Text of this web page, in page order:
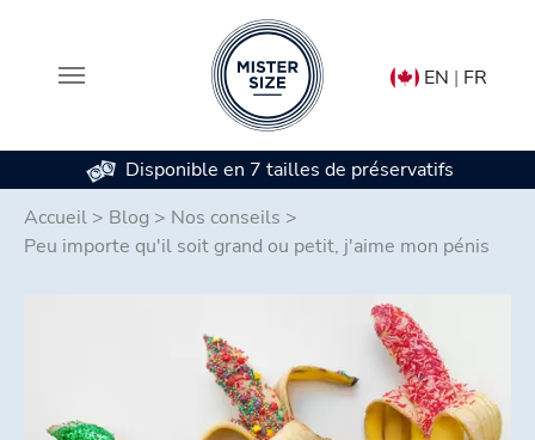
EN | FR
Disponible en 7 tailles de préservatifs
Accueil > Blog > Nos conseils >
Peu importe qu'il soit grand ou petit, j'aime mon pénis